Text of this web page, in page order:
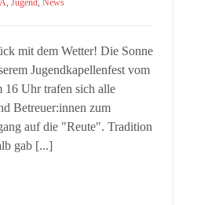
mit dem Wetter! Die Sonne
Jugendkapellenfest vom
Uhr trafen sich alle
Betreuer:innen zum
auf die "Reute". Tradition
gab [...]